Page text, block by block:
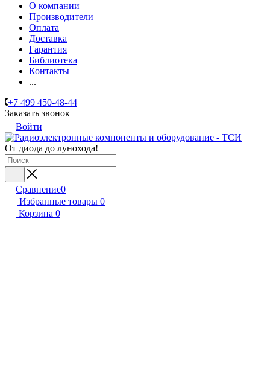
О компании
Производители
Оплата
Доставка
Гарантия
Библиотека
Контакты
...
+7 499 450-48-44
Заказать звонок
Войти
От диода до лунохода!
Сравнение0
Избранные товары 0
Корзина 0